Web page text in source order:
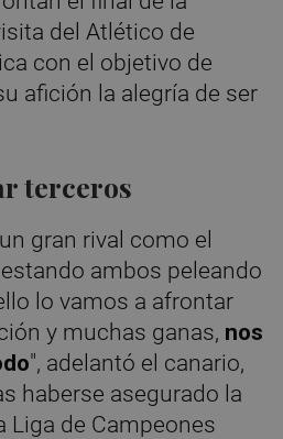
del Atlético de
con el objetivo de
afición la alegría de ser
terceros
gran rival como el
ambos peleando
lo vamos a afrontar
y muchas ganas, nos
", adelantó el canario,
haberse asegurado la
Liga de Campeones